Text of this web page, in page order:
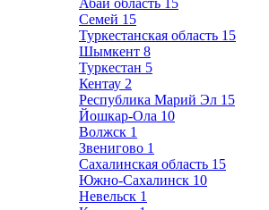
Абай область 15
Семей 15
Туркестанская область 15
Шымкент 8
Туркестан 5
Кентау 2
Республика Марий Эл 15
Йошкар-Ола 10
Волжск 1
Звенигово 1
Сахалинская область 15
Южно-Сахалинск 10
Невельск 1